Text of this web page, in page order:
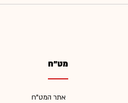
מט"ח
אתר המט"ח